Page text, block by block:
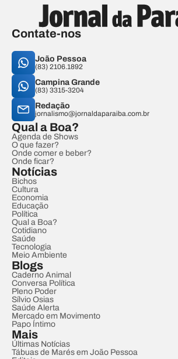
Contate-nos
João Pessoa
(83) 2106.1892
Campina Grande
(83) 3315-3204
Redação
jornalismo@jornaldaparaiba.com.br
Qual a Boa?
Agenda de Shows
O que fazer?
Onde comer e beber?
Onde ficar?
Notícias
Bichos
Cultura
Economia
Educação
Política
Qual a Boa?
Cotidiano
Saúde
Tecnologia
Meio Ambiente
Blogs
Caderno Animal
Conversa Política
Pleno Poder
Sílvio Osias
Saúde Alerta
Mercado em Movimento
Papo Íntimo
Mais
Últimas Notícias
Tábuas de Marés em João Pessoa